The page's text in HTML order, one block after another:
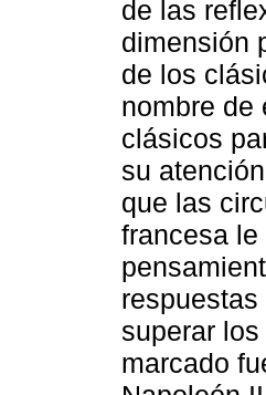
de las
dimensión
de los
nombre de
clásicos
su
que las
francesa
superar
marcado